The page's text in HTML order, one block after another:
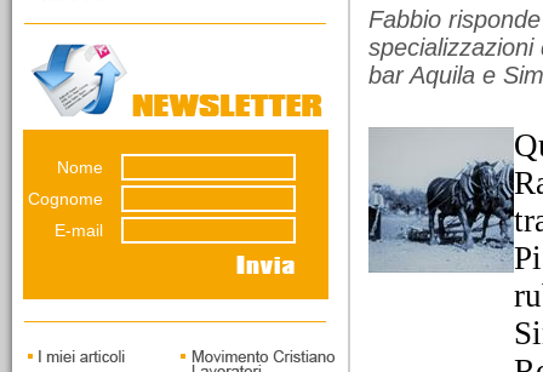
guerra...
12/03/2026
La lunga impronta del
dissesto
Una decisione presa nel
luglio 2012 pesa ancora
Piercarlo Fabbio di
Massimo Taggiasco
Nome
Cognome
E-mail
Fabbio
bar Aquila e